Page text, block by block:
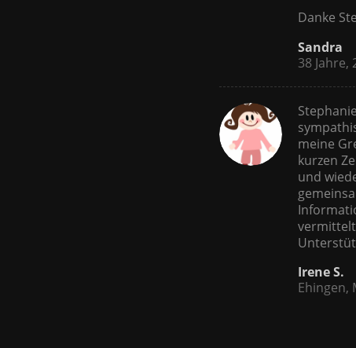
Danke
Sandra
38
meine
kurzen
und
Irene S.
Ehingen,